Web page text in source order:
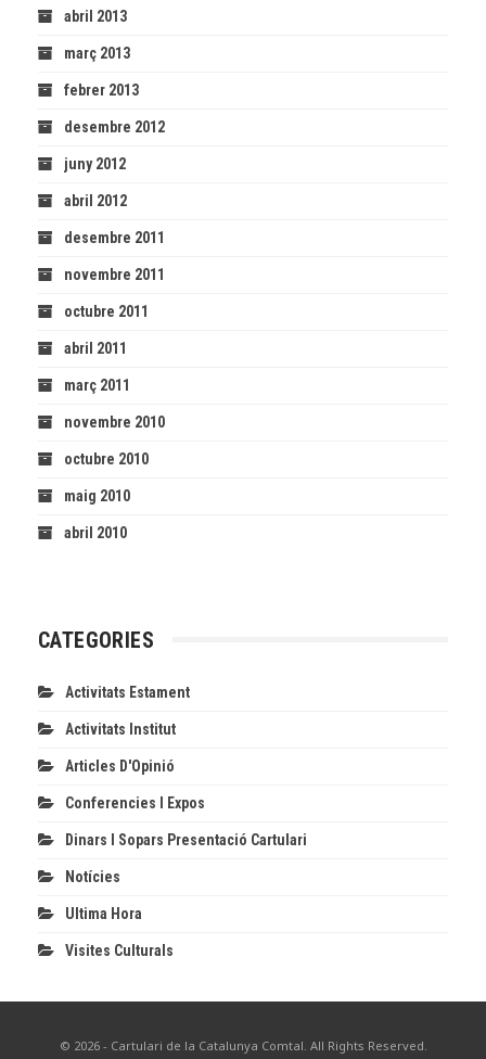
abril 2013
març 2013
febrer 2013
desembre 2012
juny 2012
abril 2012
desembre 2011
novembre 2011
octubre 2011
abril 2011
març 2011
novembre 2010
octubre 2010
maig 2010
abril 2010
CATEGORIES
Activitats Estament
Activitats Institut
Articles D'Opinió
Conferencies I Expos
Dinars I Sopars Presentació Cartulari
Notícies
Ultima Hora
Visites Culturals
© 2026 - Cartulari de la Catalunya Comtal. All Rights Reserved.